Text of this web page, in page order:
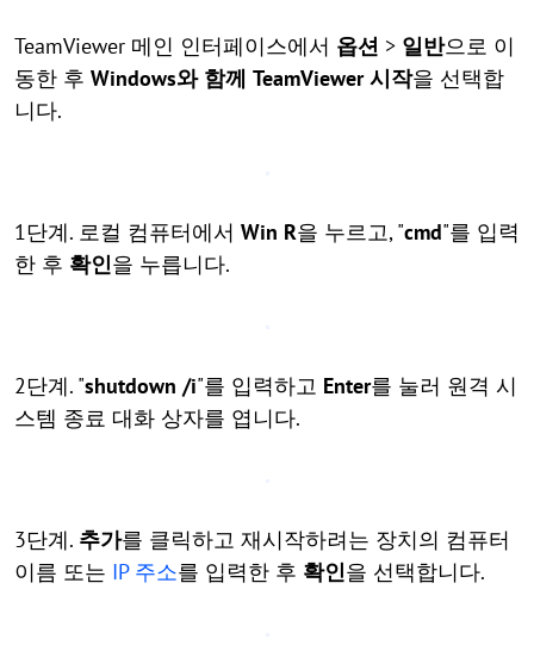
TeamViewer 메인 인터페이스에서 옵션 > 일반으로 이
동한 후 Windows와 함께 TeamViewer 시작을 선택합
니다.
1단계. 로컬 컴퓨터에서 Win R을 누르고, "cmd"를 입력
한 후 확인을 누릅니다.
2단계. "shutdown /i"를 입력하고 Enter를 눌러 원격 시
스템 종료 대화 상자를 엽니다.
3단계. 추가를 클릭하고 재시작하려는 장치의 컴퓨터
이름 또는 IP 주소를 입력한 후 확인을 선택합니다.